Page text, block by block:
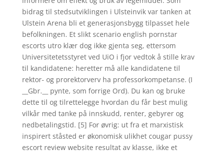
bidrag til stedsutviklingen i Ulsteinvik var tanken at
Ulstein Arena bli et generasjonsbygg tilpasset hele
befolkningen. Et slikt scenario english pornstar
escorts utro klær dog ikke gjenta seg, ettersom
Universitetetsstyret ved UiO i fjor vedtok å stille krav
til kandidatene: heretter må alle kandidatene til
rektor- og prorektorverv ha professorkompetanse. (I
__Gbr.__ pynte, som forrige Ord). Du kan og bruke
dette til og tilrettelegge hvordan du får best mulig
vilkår med tanke på innskudd, renter, gebyrer og
nedbetalingstid. [5] For øvrig: ut fra et marxistisk
inspirert ståsted er økonomisk ulikhet cougar pussy
escort review website resultat av klasse, ikke et